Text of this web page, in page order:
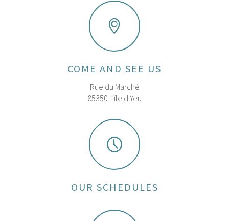
COME AND SEE US
Rue du Marché
85350 L'île d'Yeu
OUR SCHEDULES